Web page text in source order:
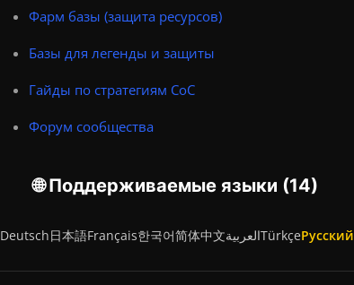
Фарм базы (защита ресурсов)
Базы для легенды и защиты
Гайды по стратегиям CoC
Форум сообщества
🌐 Поддерживаемые языки (14)
Deutsch日本語Français한국어简体中文العربيةTürkçeРусский